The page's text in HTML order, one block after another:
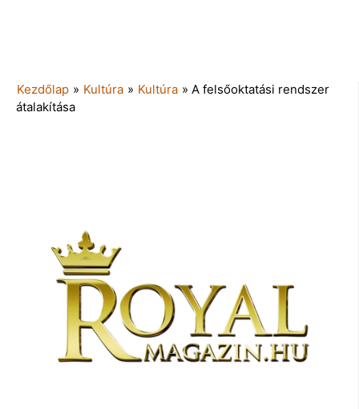
Kezdőlap » Kultúra » Kultúra » A felsőoktatási rendszer
átalakítása